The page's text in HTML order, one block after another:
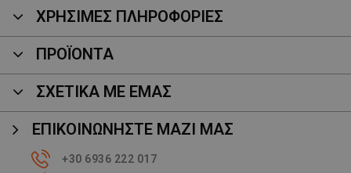
ΧΡΗΣΙΜΕΣ ΠΛΗΡΟΦΟΡΙΕΣ
ΠΡΟΪΌΝΤΑ
ΣΧΕΤΙΚΑ ΜΕ ΕΜΑΣ
ΕΠΙΚΟΙΝΩΝΉΣΤΕ ΜΑΖΊ ΜΑΣ
+30 6936 222 017